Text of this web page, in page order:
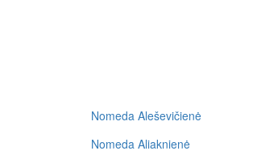
Nomeda Aleševičienė
Nomeda Aliaknienė